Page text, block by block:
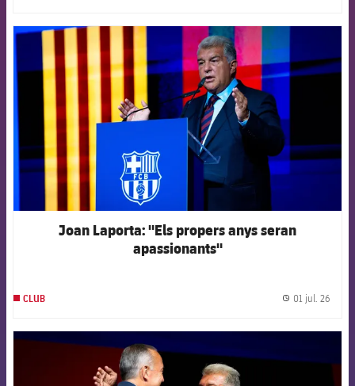
FCB Barcelona badge
Joan Laporta: "Els propers anys seran
apassionants"
CLUB 01 jul. 26